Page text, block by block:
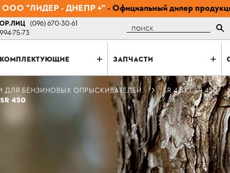
ООО "ЛИДЕР - ДНЕПР +" - Официальный дилер
(096) 670-30-61
75-73 Поиск
КОМПЛЕКТУЮЩИЕ ЗАПЧАСТИ
ДЛЯ БЕНЗИНОВЫХ ОПРЫСКИВАТЕЛЕЙ SR 430 / SR 450
450